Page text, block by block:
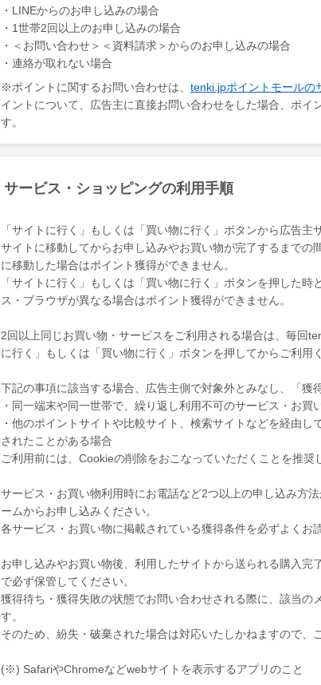
・LINEからのお申し込みの場合
・1世帯2回以上のお申し込みの場合
・＜お問い合わせ＞＜資料請求＞からのお申し込みの場合
・連絡が取れない場合
※ポイントに関するお問い合わせは、 tenki.jpポイントモールの
イントについて、広告主に直接お問い合わせをした場合、ポイ
す。
サービス・ショッピングの利用手順
「サイトに行く」もしくは「買い物に行く」ボタンから広告主
サイトに移動してからお申し込みやお買い物が完了するまで
に移動した場合はポイント獲得ができません。
「サイトに行く」もしくは「買い物に行く」ボタンを押した
ス・ブラウザが異なる場合はポイント獲得ができません。
2回以上同じお買い物・サービスをご利用される場合は、毎回
に行く」もしくは「買い物に行く」ボタンを押してからご利用
下記の事項に該当する場合、広告主側で対象外とみなし、「獲
・同一端末や同一世帯で、繰り返し利用不可のサービス・お買
・他のポイントサイトや比較サイト、検索サイトなどを経由し
されたことがある場合
ご利用前には、Cookieの削除をおこなっていただくことを推奨
サービス・お買い物利用時にお電話など2つ以上の申し込み方
ームからお申し込みください。
各サービス・お買い物に掲載されている獲得条件を必ずよくお
お申し込みやお買い物後、利用したサイトから送られる購入完
で必ず保管してください。
獲得待ち・獲得失敗の状態でお問い合わせされる際に、該当の
す。
そのため、紛失・破棄された場合は対応いたしかねますので、
(※) SafariやChromeなどwebサイトを表示するアプリのこと